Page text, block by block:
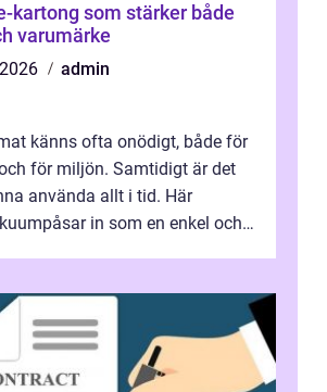
kartong som stärker både
varumärke
admin
känns ofta onödigt, både för
för miljön. Samtidigt är det
använda allt i tid. Här
in som en enkel och